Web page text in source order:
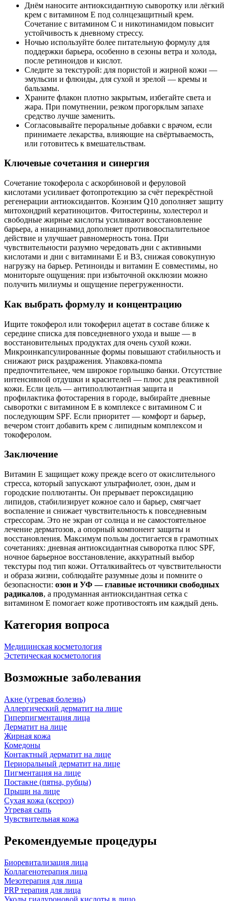
Днём наносите антиоксидантную сыворотку или лёгкий
крем с витамином E под солнцезащитный крем.
Сочетание с витамином C и никотинамидом повысит
устойчивость к дневному стрессу.
Ночью используйте более питательную формулу для
поддержки барьера, особенно в сезоны ветра и холода,
после ретиноидов и кислот.
Следите за текстурой: для пористой и жирной кожи —
эмульсии и флюиды, для сухой и зрелой — кремы и
бальзамы.
Храните флакон плотно закрытым, избегайте света и
жара. При помутнении, резком прогорклым запахе
средство лучше заменить.
Согласовывайте пероральные добавки с врачом, если
принимаете лекарства, влияющие на свёртываемость,
или готовитесь к вмешательствам.
Ключевые сочетания и синергия
Сочетание токоферола с аскорбиновой и феруловой
кислотами усиливает фотопротекцию за счёт перекрёстной
регенерации антиоксидантов. Коэнзим Q10 дополняет защиту
митохондрий кератиноцитов. Фитостерины, холестерол и
свободные жирные кислоты усиливают восстановление
барьера, а ниацинамид дополняет противовоспалительное
действие и улучшает равномерность тона. При
чувствительности разумно чередовать дни с активными
кислотами и дни с витаминами E и B3, снижая совокупную
нагрузку на барьер. Ретиноиды и витамин E совместимы, но
мониторьте ощущения: при избыточной окклюзии можно
получить милиумы и ощущение перегруженности.
Как выбрать формулу и концентрацию
Ищите токоферол или токоферил ацетат в составе ближе к
середине списка для повседневного ухода и выше — в
восстановительных продуктах для очень сухой кожи.
Микроинкапсулированные формы повышают стабильность и
снижают риск раздражения. Упаковка‑помпа
предпочтительнее, чем широкое горлышко банки. Отсутствие
интенсивной отдушки и красителей — плюс для реактивной
кожи. Если цель — антиполлютантная защита и
профилактика фотостарения в городе, выбирайте дневные
сыворотки с витамином E в комплексе с витамином C и
последующим SPF. Если приоритет — комфорт и барьер,
вечером стоит добавить крем с липидным комплексом и
токоферолом.
Заключение
Витамин E защищает кожу прежде всего от окислительного
стресса, который запускают ультрафиолет, озон, дым и
городские поллютанты. Он прерывает пероксидацию
липидов, стабилизирует кожное сало и барьер, смягчает
воспаление и снижает чувствительность к повседневным
стрессорам. Это не экран от солнца и не самостоятельное
лечение дерматозов, а опорный компонент защиты и
восстановления. Максимум пользы достигается в грамотных
сочетаниях: дневная антиоксидантная сыворотка плюс SPF,
ночное барьерное восстановление, аккуратный выбор
текстуры под тип кожи. Отталкивайтесь от чувствительности
и образа жизни, соблюдайте разумные дозы и помните о
безопасности: озон и УФ — главные источники свободных
радикалов, а продуманная антиоксидантная сетка с
витамином E помогает коже противостоять им каждый день.
Категория вопроса
Медицинская косметология
Эстетическая косметология
Возможные заболевания
Акне (угревая болезнь)
Аллергический дерматит на лице
Гиперпигментация лица
Дерматит на лице
Жирная кожа
Комедоны
Контактный дерматит на лице
Периоральный дерматит на лице
Пигментация на лице
Постакне (пятна, рубцы)
Прыщи на лице
Сухая кожа (ксероз)
Угревая сыпь
Чувствительная кожа
Рекомендуемые процедуры
Биоревитализация лица
Коллагенотерапия лица
Мезотерапия для лица
PRP терапия для лица
Уколы гиалуроновой кислоты в лицо